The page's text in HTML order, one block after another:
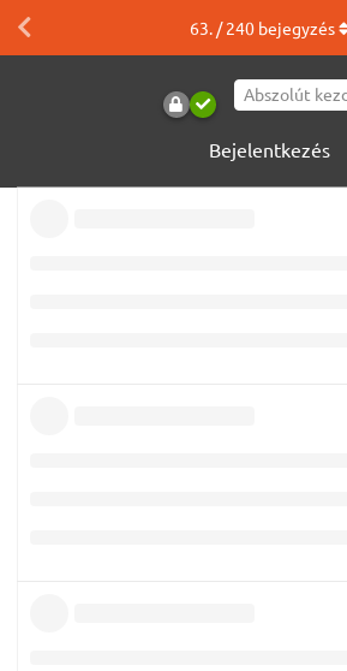
Abszolút
Bejelentkezés
63. /240bejegyzés